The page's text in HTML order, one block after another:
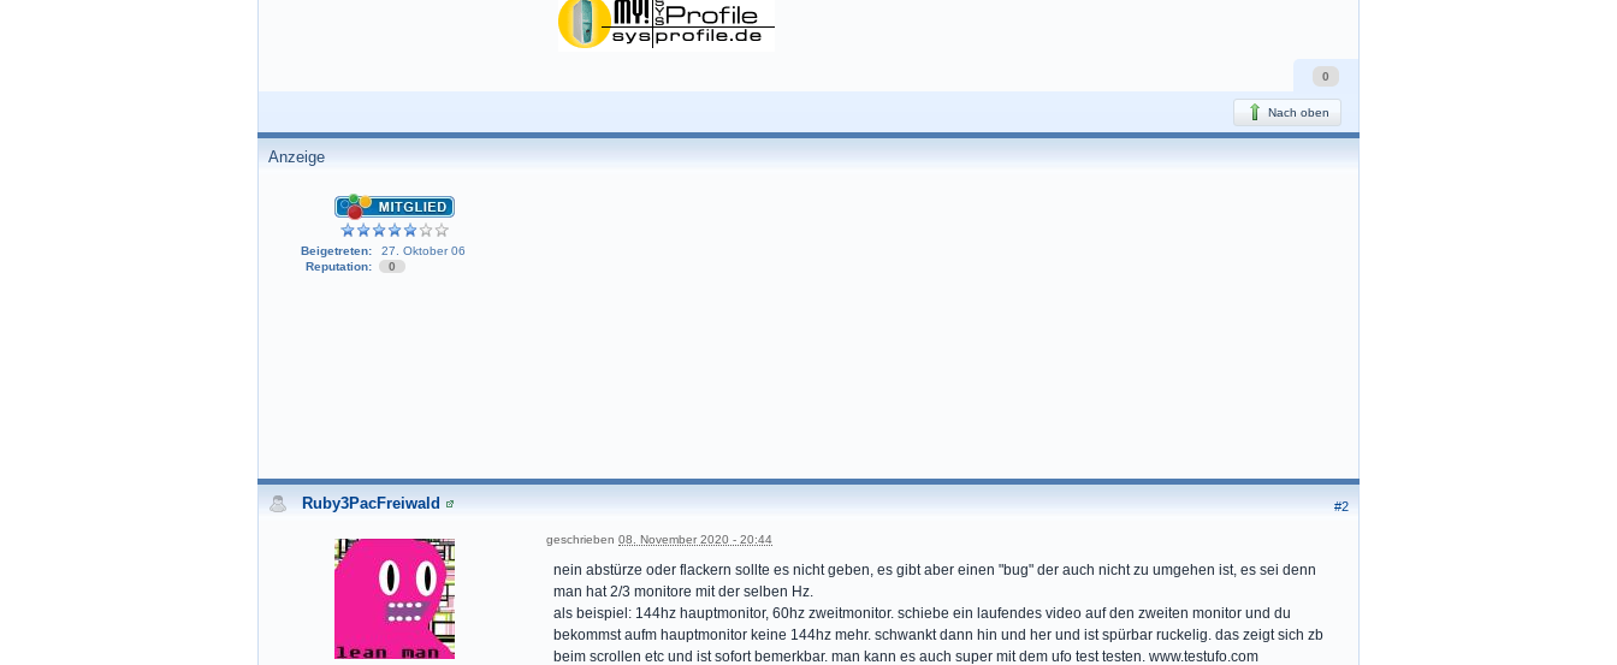
0
Nach oben
Anzeige
Beigetreten:
27. Oktober 06
Reputation:
0
#2
Ruby3PacFreiwald
geschrieben 08. November 2020 - 20:44
nein abstürze oder flackern sollte es nicht geben, es gibt aber einen "bug" der auch nicht zu umgehen ist, es sei denn
man hat 2/3 monitore mit der selben Hz.
als beispiel: 144hz hauptmonitor, 60hz zweitmonitor. schiebe ein laufendes video auf den zweiten monitor und du
bekommst aufm hauptmonitor keine 144hz mehr. schwankt dann hin und her und ist spürbar ruckelig. das zeigt sich zb
beim scrollen etc und ist sofort bemerkbar. man kann es auch super mit dem ufo test testen. www.testufo.com